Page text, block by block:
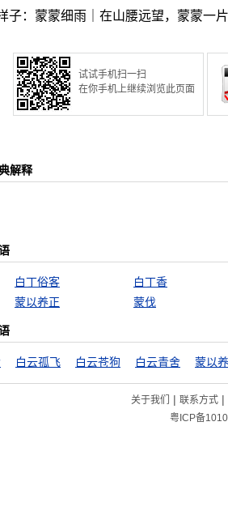
子：蒙蒙细雨｜在山腰远望，蒙蒙一
试试手机扫一扫
在你手机上继续浏览此页面
解释
白丁俗客
白丁香
蒙以养正 蒙伐
白云孤飞 白云苍狗 白云青舍 蒙以
关于我们 | 联系方式|
粤ICP备